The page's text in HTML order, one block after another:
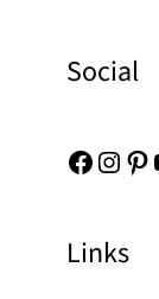
Social
Facebook Instagram Pinterest
Links